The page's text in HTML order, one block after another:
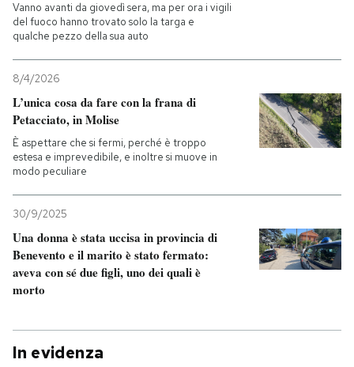
Vanno avanti da giovedì sera, ma per ora i vigili
del fuoco hanno trovato solo la targa e
qualche pezzo della sua auto
8/4/2026
L’unica cosa da fare con la frana di
Petacciato, in Molise
È aspettare che si fermi, perché è troppo
estesa e imprevedibile, e inoltre si muove in
modo peculiare
30/9/2025
Una donna è stata uccisa in provincia di
Benevento e il marito è stato fermato:
aveva con sé due figli, uno dei quali è
morto
In evidenza